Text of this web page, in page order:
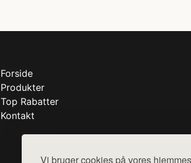
Vi bruger cookies på vores
Forside
Produkter
Top Rabatter
Kontakt